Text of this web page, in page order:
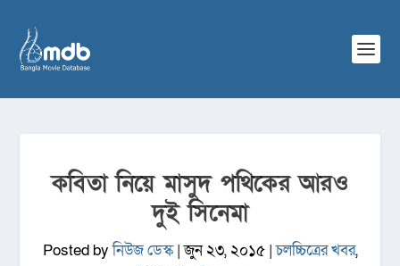
কবিতা নিয়ে মাসুদ পথিকের আরও
দুই সিনেমা
Posted byনিউজ ডেস্ক|জুন ২৩, ২০১৫|চলচ্চিত্রের খবর,